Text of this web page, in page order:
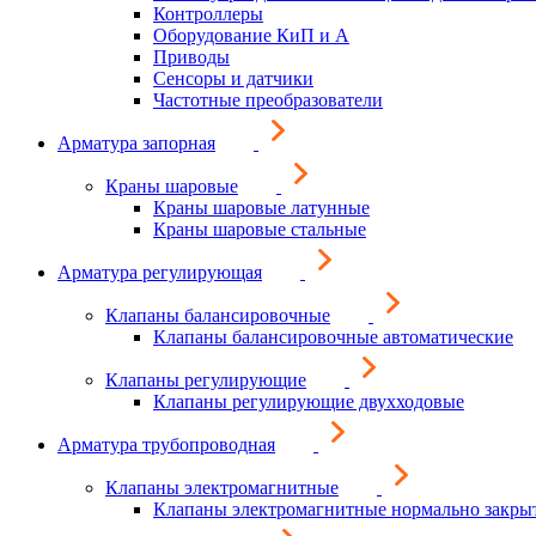
Контроллеры
Оборудование КиП и А
Приводы
Сенсоры и датчики
Частотные преобразователи
Арматура запорная
Краны шаровые
Краны шаровые латунные
Краны шаровые стальные
Арматура регулирующая
Клапаны балансировочные
Клапаны балансировочные автоматические
Клапаны регулирующие
Клапаны регулирующие двухходовые
Арматура трубопроводная
Клапаны электромагнитные
Клапаны электромагнитные нормально